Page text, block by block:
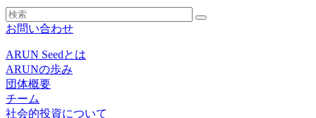
お問い合わせ
ARUN Seedとは
ARUNの歩み
団体概要
チーム
社会的投資について